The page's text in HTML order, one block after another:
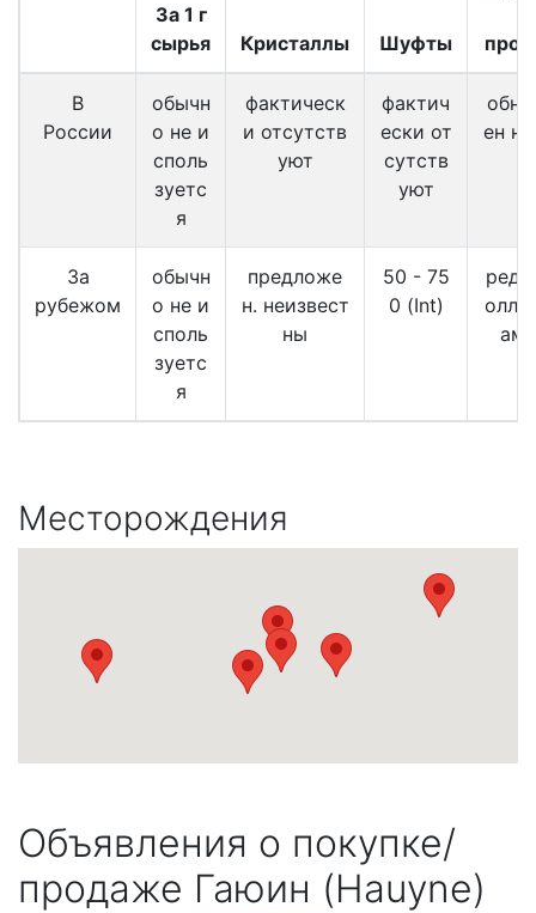
За 1 г
сырья
Кристаллы Шуфты
В
России
обычн
о не и
споль
зуетс
я
фактическ
и отсутств
уют
фактич
ески от
сутств
уют
ен
За
рубежом
обычн
о не и
споль
зуетс
я
предложе
н. неизвест
ны
50 - 75
0 (Int)
Месторождения
Объявления о покупке/
продаже Гаюин (Hauyne)